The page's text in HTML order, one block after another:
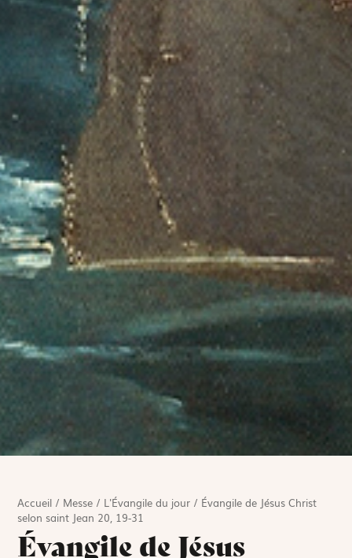
Accueil / Messe / L'Évangile du jour / Évangile de Jésus Christ
selon saint Jean 20, 19-31
Évangile de Jésus